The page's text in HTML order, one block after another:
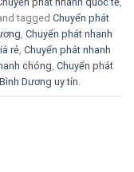
tagged Chuyển phát
Chuyển phát nhanh
rẻ Chuyển phát nhanh
chóng Chuyển phát
Dương uy tín